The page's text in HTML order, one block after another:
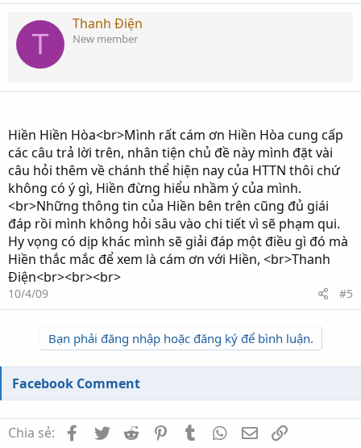
T
Thanh Điện
New member
Hiền Hiền Hòa<br>Mình rất cám ơn Hiền Hòa cung cấp
các câu trả lời trên, nhân tiện chủ đề này mình đặt vài
câu hỏi thêm về chánh thể hiện nay của HTTN thôi chứ
không có ý gì, Hiền đừng hiểu nhầm ý của mình.
<br>Những thông tin của Hiền bên trên cũng đủ giái
đáp rồi mình không hỏi sâu vào chi tiết vì sẽ phạm qui.
Hy vọng có dịp khác mình sẽ giải đáp một điều gì đó mà
Hiền thắc mắc để xem là cám ơn với Hiền, <br>Thanh
Điện<br><br><br>
10/4/09 #5
Bạn phải đăng nhập hoặc đăng ký để bình luận.
Facebook Comment
Chia sẻ: Facebook
TwitterReddit PinterestTumblrWhatsApp
Email